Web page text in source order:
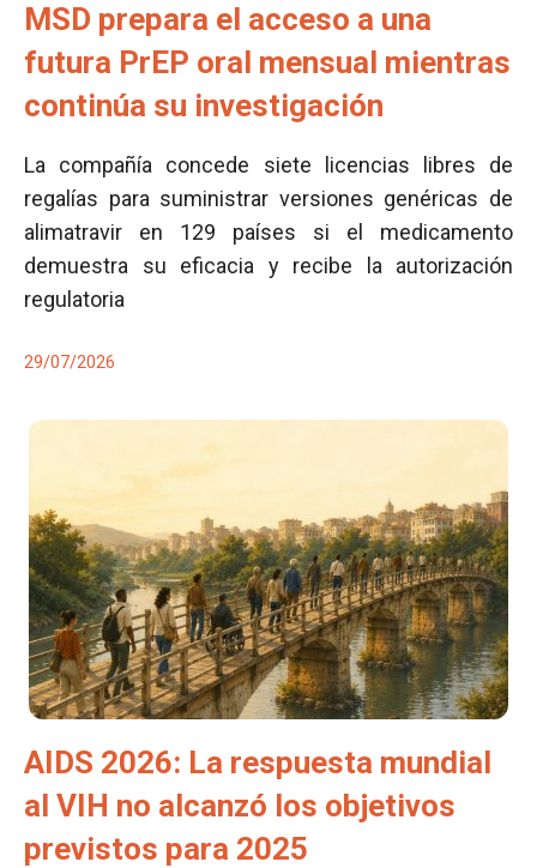
MSD prepara el acceso a una
futura PrEP oral mensual mientras
continúa su investigación
La compañía concede siete licencias libres de
regalías para suministrar versiones genéricas de
alimatravir en 129 países si el medicamento
demuestra su eficacia y recibe la autorización
regulatoria
29/07/2026
AIDS 2026: La respuesta mundial
al VIH no alcanzó los objetivos
previstos para 2025